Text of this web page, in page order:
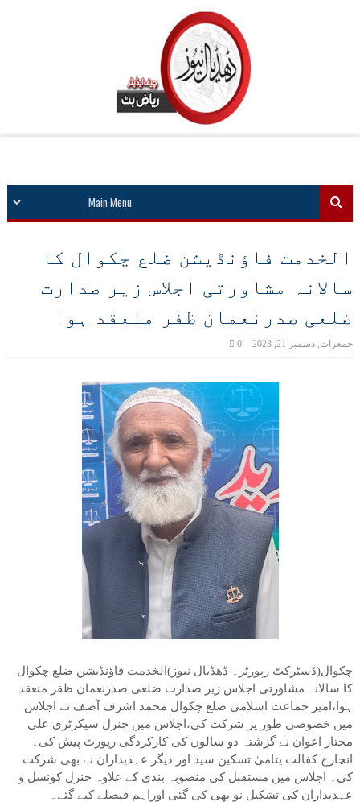
الخدمت فاؤنڈیشن ضلع چکوال کا
سالانہ مشاورتی اجلاس زیر صدارت
ضلعی صدرنعمان ظفر منعقد ہوا
جمعرات, دسمبر 21, 2023 0
چکوال(ڈسٹرکٹ رپورٹر۔ ڈھڈیال نیوز)الخدمت فاؤنڈیشن ضلع چکوال
کا سالانہ مشاورتی اجلاس زیر صدارت ضلعی صدرنعمان ظفر منعقد
ہوا،امیر جماعت اسلامی ضلع چکوال محمد اشرف آصف نے اجلاس
میں خصوصی طور پر شرکت کی،اجلاس میں جنرل سیکرٹری علی
مختار اعوان نے گزشتہ دو سالوں کی کارکردگی رپورٹ پیش کی۔
انچارج کفالت یتامیٰ تسکین سید اور دیگر عہدیداران نے بھی شرکت
کی۔ اجلاس میں مستقبل کی منصوبہ بندی کے علاوہ جنرل کونسل و
عہدیداران کی تشکیل نو بھی کی گئی اوراہم فیصلے کیے گئے۔